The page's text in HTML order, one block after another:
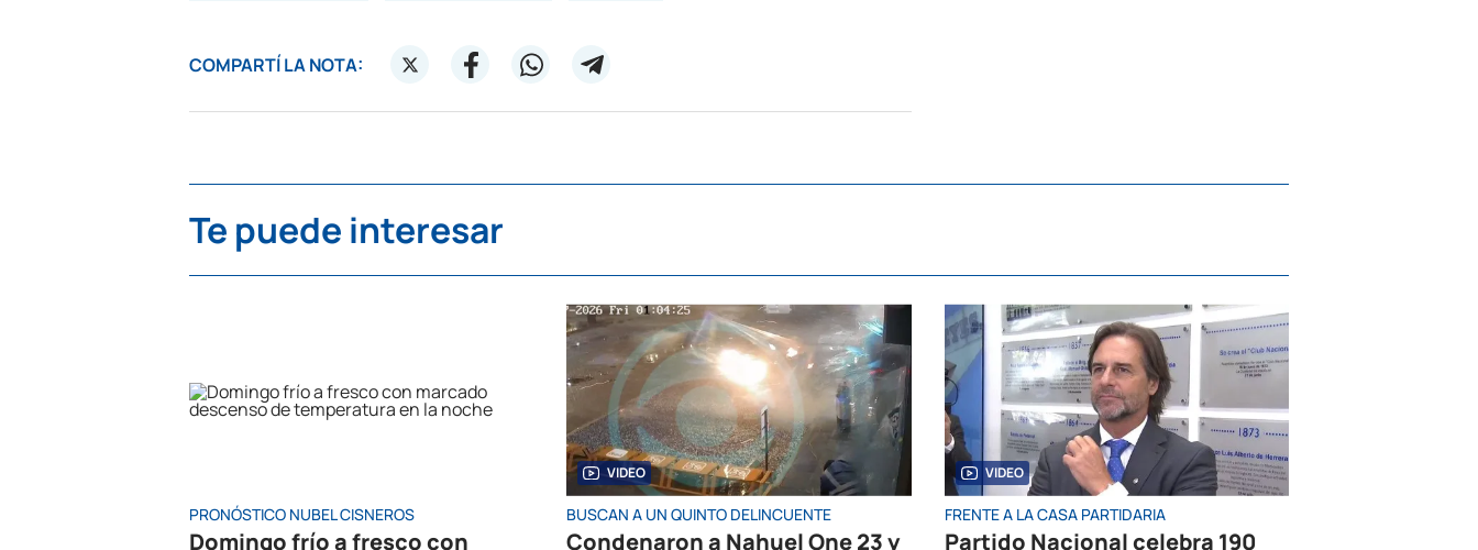
COMPARTÍ LA NOTA:
Te puede interesar
PRONÓSTICO NUBEL CISNEROS
Domingo frío a fresco con
VIDEO
BUSCAN A UN QUINTO DELINCUENTE
Condenaron a Nahuel One 23 y
VIDEO
FRENTE A LA CASA PARTIDARIA
Partido Nacional celebra 190